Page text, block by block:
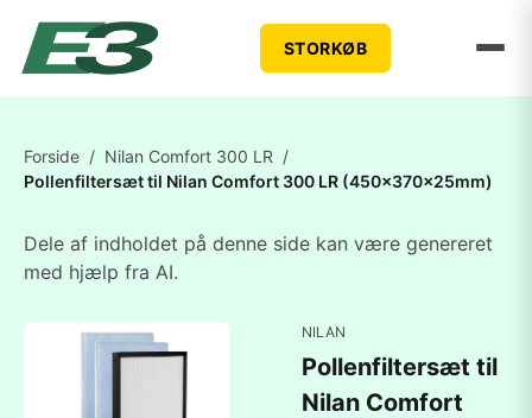
STORKØB
Forside / Nilan Comfort 300 LR /
Pollenfiltersæt til Nilan Comfort 300 LR (450x370x25mm)
Dele af indholdet på denne side kan være genereret
med hjælp fra AI.
NILAN
Pollenfiltersæt til
Nilan Comfort